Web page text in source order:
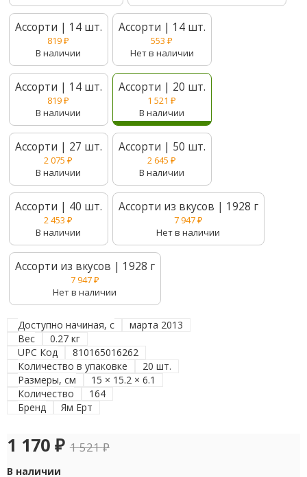
Ассорти | 14 шт.
819₽
В наличии
Ассорти | 14 шт.
553₽
Нет в наличии
Ассорти | 14 шт.
819₽
В наличии
Ассорти | 20 шт.
1 521₽
В наличии
Ассорти | 27 шт.
2 075₽
В наличии
Ассорти | 50 шт.
2 645₽
В наличии
Ассорти | 40 шт.
2 453₽
В наличии
Ассорти из вкусов | 1928 г
7 947₽
Нет в наличии
Ассорти из вкусов | 1928 г
7 947₽
Нет в наличии
Доступно начиная, с
марта 2013
Вес
0.27 кг
UPC Код
810165016262
Количество в упаковке
20 шт.
Размеры, см
15 × 15.2 × 6.1
Количество
164
Бренд
Ям Ерт
1 170 ₽ 1 521₽
В наличии